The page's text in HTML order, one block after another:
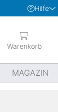
Hilfe
Warenkorb
MAGAZIN